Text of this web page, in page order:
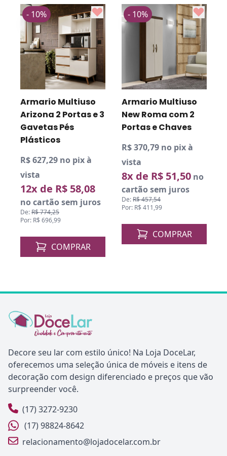
Armario Multiuso
Arizona 2 Portas e 3
Gavetas Pés
Plásticos
R$ 627,29 no pix à
vista
12x de R$ 58,08
no cartão sem juros
De:R$ 774,25
Por: R$ 696,99
- 10%
COMPRAR
Armario Multiuso
New Roma com 2
Portas e Chaves
R$ 370,79 no pix à
vista
8x de R$ 51,50 no
cartão sem juros
De:R$ 457,54
Por: R$ 411,99
- 10%
COMPRAR
Decore seu lar com estilo único! Na Loja DoceLar,
oferecemos uma seleção única de móveis e itens de
decoração com design diferenciado e preços que vão
surpreender você.
(17) 3272-9230
(17) 98824-8642
relacionamento@lojadocelar.com.br